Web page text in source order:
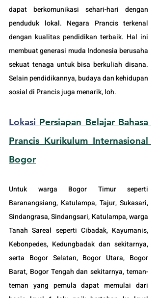
dapat berkomunikasi sehari-hari dengan
penduduk lokal. Negara Prancis terkenal
dengan kualitas pendidikan terbaik. Hal ini
membuat generasi muda Indonesia berusaha
sekuat tenaga untuk bisa berkuliah disana.
Selain pendidikannya, budaya dan kehidupan
sosial di Prancis juga menarik, loh.
Lokasi Persiapan Belajar Bahasa
Prancis Kurikulum Internasional
Bogor
Untuk warga Bogor Timur seperti
Baranangsiang, Katulampa, Tajur, Sukasari,
Sindangrasa, Sindangsari, Katulampa, warga
Tanah Sareal seperti Cibadak, Kayumanis,
Kebonpedes, Kedungbadak dan sekitarnya,
serta Bogor Selatan, Bogor Utara, Bogor
Barat, Bogor Tengah dan sekitarnya, teman-
teman yang pemula dapat memulai dari